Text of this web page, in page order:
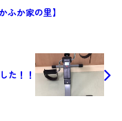
ふか家の里】
た！！